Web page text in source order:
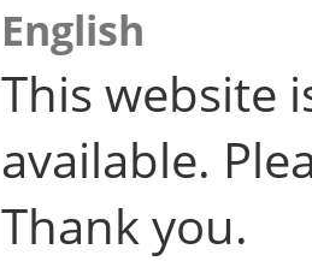
English
This website
available.
Thank you.